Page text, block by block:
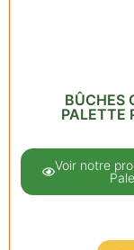
BÛCHES
PALETTE
Voir notre